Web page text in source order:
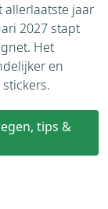
allerlaatste jaar
2027 stapt
Het
en
tips &